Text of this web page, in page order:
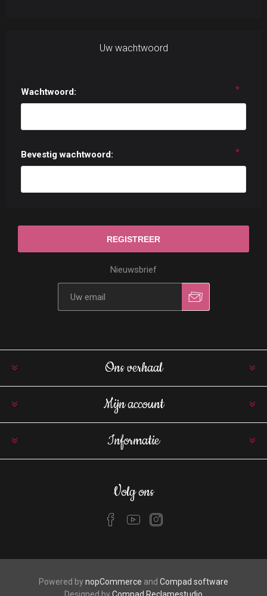
Uw wachtwoord
Wachtwoord: *
Bevestig wachtwoord: *
Nieuwsbrief
Ons verhaal
Mijn account
Informatie
Volg ons
Powered bynopCommerce and Compad software